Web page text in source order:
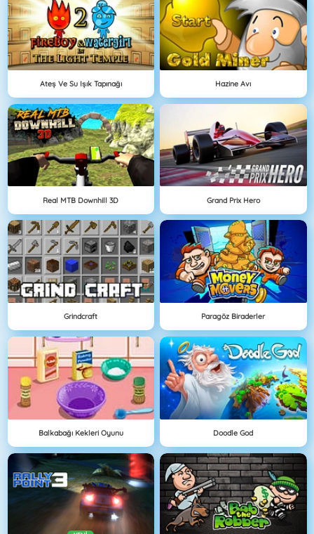
Ateş Ve Su Işık Tapınağı Hazine Avı
Real MTB Downhill 3D Grand Prix Hero
Grindcraft Paragöz Biraderler
Balkabağı Kekleri Oyunu Doodle God